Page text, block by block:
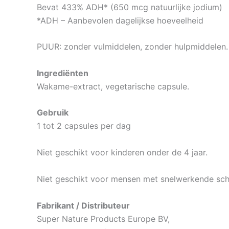
Bevat 433% ADH* (650 mcg natuurlijke jodium)
*ADH – Aanbevolen dagelijkse hoeveelheid
PUUR: zonder vulmiddelen, zonder hulpmiddelen.
Ingrediënten
Wakame-extract, vegetarische capsule.
Gebruik
1 tot 2 capsules per dag
Niet geschikt voor kinderen onder de 4 jaar.
Niet geschikt voor mensen met snelwerkende
Fabrikant / Distributeur
Super Nature Products Europe BV,